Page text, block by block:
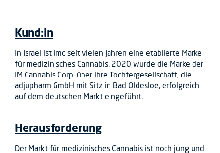
Kund:in
In Israel ist imc seit vielen Jahren eine etablierte Marke
für medizinisches Cannabis. 2020 wurde die Marke der
IM Cannabis Corp. über ihre Tochtergesellschaft, die
adjupharm GmbH mit Sitz in Bad Oldesloe, erfolgreich
auf dem deutschen Markt eingeführt.
Herausforderung
Der Markt für medizinisches Cannabis ist noch jung und